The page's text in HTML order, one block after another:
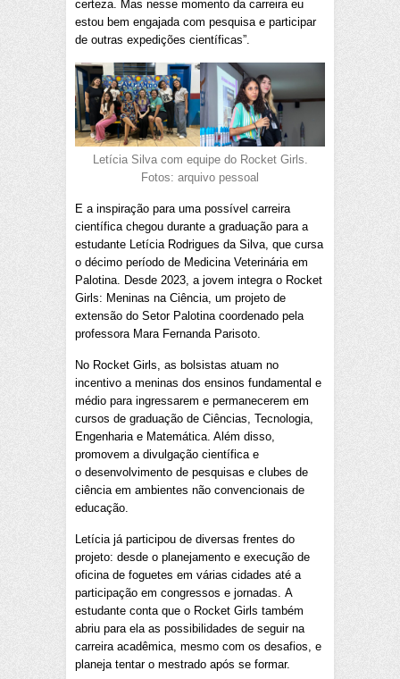
certeza. Mas nesse momento da carreira eu
estou bem engajada com pesquisa e participar
de outras expedições científicas”.
Letícia Silva com equipe do Rocket Girls.
Fotos: arquivo pessoal
E a inspiração para uma possível carreira
científica chegou durante a graduação para a
estudante Letícia Rodrigues da Silva, que cursa
o décimo período de Medicina Veterinária em
Palotina. Desde 2023, a jovem integra o Rocket
Girls: Meninas na Ciência, um projeto de
extensão do Setor Palotina coordenado pela
professora Mara Fernanda Parisoto.
No Rocket Girls, as bolsistas atuam no
incentivo a meninas dos ensinos fundamental e
médio para ingressarem e permanecerem em
cursos de graduação de Ciências, Tecnologia,
Engenharia e Matemática. Além disso,
promovem a divulgação científica e
o desenvolvimento de pesquisas e clubes de
ciência em ambientes não convencionais de
educação.
Letícia já participou de diversas frentes do
projeto: desde o planejamento e execução de
oficina de foguetes em várias cidades até a
participação em congressos e jornadas. A
estudante conta que o Rocket Girls também
abriu para ela as possibilidades de seguir na
carreira acadêmica, mesmo com os desafios, e
planeja tentar o mestrado após se formar.